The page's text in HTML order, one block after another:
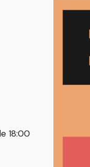
18:00